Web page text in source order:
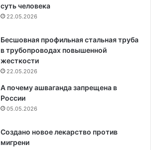
суть человека
22.05.2026
Бесшовная профильная стальная труба
в трубопроводах повышенной
жесткости
22.05.2026
А почему ашваганда запрещена в
России
05.05.2026
Создано новое лекарство против
мигрени